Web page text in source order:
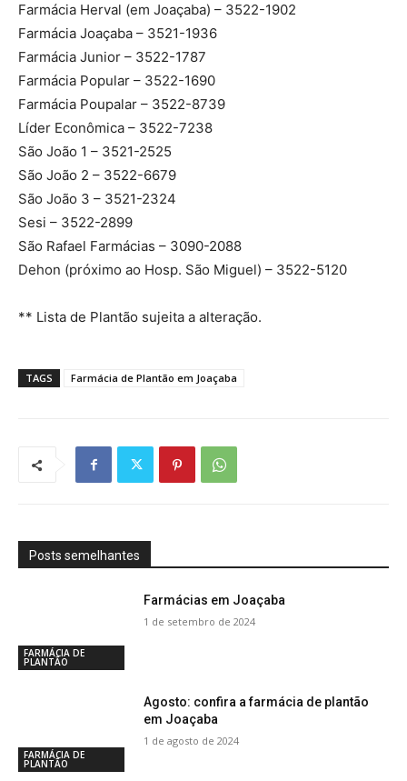
Farmácia Herval (em Joaçaba) – 3522-1902
Farmácia Joaçaba – 3521-1936
Farmácia Junior – 3522-1787
Farmácia Popular – 3522-1690
Farmácia Poupalar – 3522-8739
Líder Econômica – 3522-7238
São João 1 – 3521-2525
São João 2 – 3522-6679
São João 3 – 3521-2324
Sesi – 3522-2899
São Rafael Farmácias – 3090-2088
Dehon (próximo ao Hosp. São Miguel) – 3522-5120
** Lista de Plantão sujeita a alteração.
TAGS Farmácia de Plantão em Joaçaba
Posts semelhantes
FARMÁCIA DE
PLANTÃO
Farmácias em Joaçaba
1 de setembro de 2024
FARMÁCIA DE
PLANTÃO
Agosto: confira a farmácia de plantão
em Joaçaba
1 de agosto de 2024